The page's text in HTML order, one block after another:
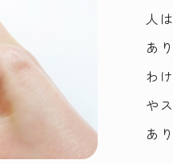
人
あ
わ
や
あ